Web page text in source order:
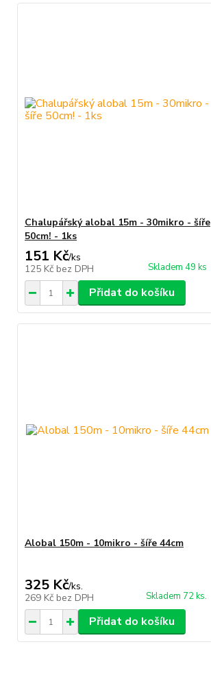
Chalupářský alobal 15m - 30mikro - šíře
50cm! - 1ks
151 Kč/ks
125 Kč bez DPH Skladem 49 ks
Přidat do košíku
Alobal 150m - 10mikro - šíře 44cm
325 Kč/ks.
269 Kč bez DPH Skladem 72 ks.
Přidat do košíku